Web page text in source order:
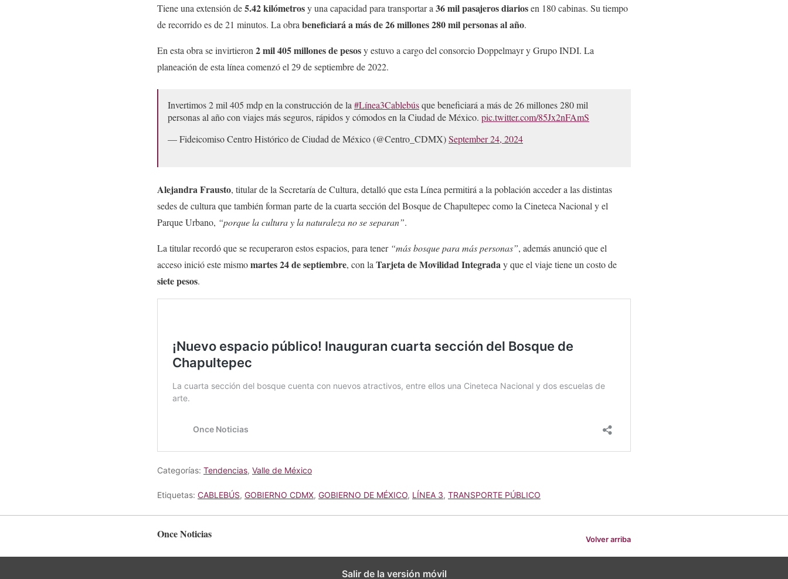
Tiene una extensión de5.42 kilómetrosy una capacidad para transportar a 36 mil pasajeros diariosen 180 cabinas. Su tiempo
de recorrido es de 21 minutos. La obra beneficiará a más de 26 millones 280 mil personas al año.
En esta obra se invirtieron 2 mil 405 millones de pesosy estuvo a cargo del consorcio Doppelmayr y Grupo INDI. La
planeación de esta línea comenzó el 29 de septiembre de 2022.
Invertimos 2 mil 405 mdp en la construcción de la #Línea3Cablebúsque beneficiará a más de 26 millones 280 mil
personas al año con viajes más seguros, rápidos y cómodos en la Ciudad de México. pic.twitter.com/85Jx2nFAmS
— Fideicomiso Centro Histórico de Ciudad de México (@Centro_CDMX)September 24, 2024
Alejandra Frausto, titular de la Secretaría de Cultura, detalló que esta Línea permitirá a la población acceder a las distintas
sedes de cultura que también forman parte de la cuarta sección del Bosque de Chapultepec como la Cineteca Nacional y el
Parque Urbano, “porque la cultura y la naturaleza no se separan”.
La titular recordó que se recuperaron estos espacios, para tener “más bosque para más personas”, además anunció que el
acceso inició este mismomartes 24 de septiembre, con la Tarjeta de Movilidad Integraday que el viaje tiene un costo de
siete pesos.
Categorías: Tendencias, Valle de México
Etiquetas: CABLEBÚS, GOBIERNO CDMX, GOBIERNO DE MÉXICO, LÍNEA 3, TRANSPORTE PÚBLICO
Once Noticias Volver arriba
Salir de la versión móvil